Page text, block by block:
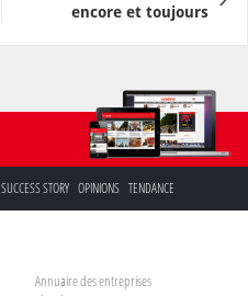
encore et toujours
SUCCESS STORY OPINIONS TENDANCE
Annuaire des entreprises